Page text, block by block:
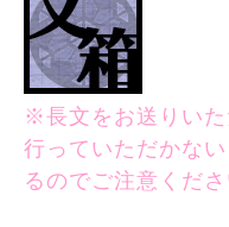
※長文をお送りい
行っていただかな
るのでご注意くださ